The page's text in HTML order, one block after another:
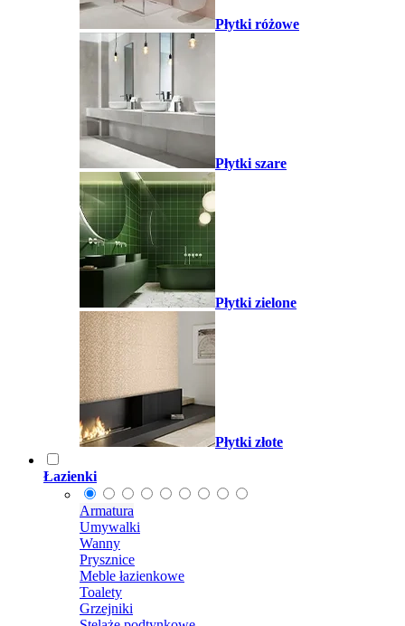
Płytki różowe
Płytki szare
Płytki zielone
Płytki złote
Łazienki
Armatura
Umywalki
Wanny
Prysznice
Meble łazienkowe
Toalety
Grzejniki